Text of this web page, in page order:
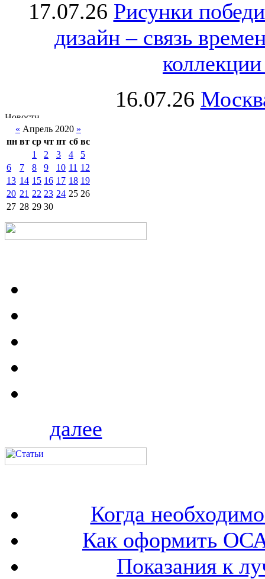
17.07.26 Рисунки
дизайн – связь
16.07.26
« Апрель 2020 »
пн вт ср чт пт сб вс
1
2 3 4
5
6
7 8 9 10 11 12
13 14 15 16 17 18 19
20 21 22 23 24 25 26
27 28 29 30
далее
Когда
Как оформить
Показания к